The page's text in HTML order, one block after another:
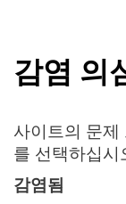
감염 의
사이트의 문
를 선택하십시
감염됨